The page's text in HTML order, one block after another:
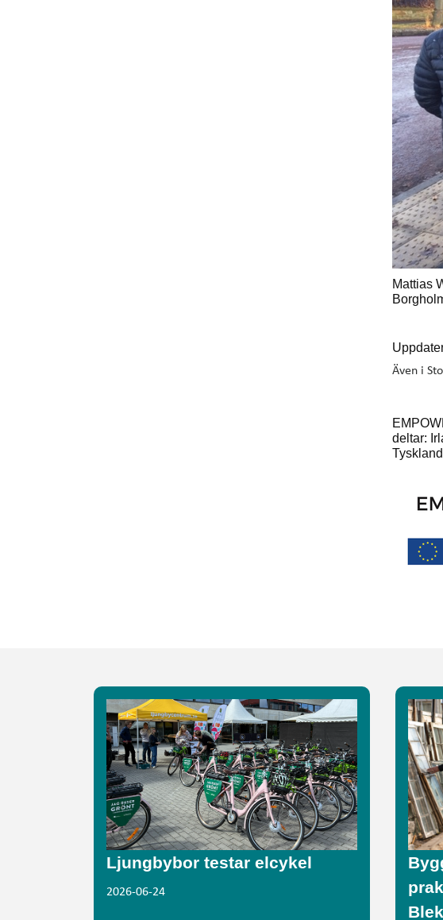
Mattias
Även i
deltar:
Ljungbybor testar elcykel
2026-06-24